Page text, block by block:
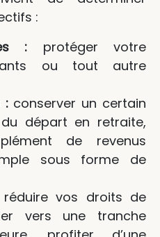
:
: protéger votre
ou tout autre
:conserver un certain
départ en retraite,
de revenus
sous forme de
vos droits de
vers une tranche